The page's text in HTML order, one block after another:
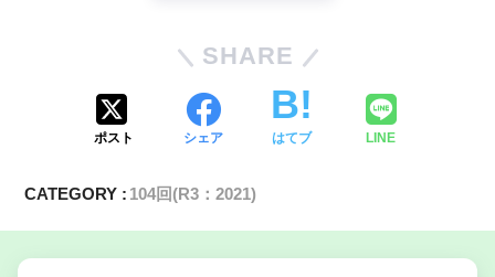
SHARE
ポスト シェア はてブ LINE
CATEGORY : 104回(R3：2021)